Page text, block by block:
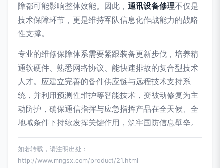
障都可能影响整体效能。因此， 通讯设备修理不仅是
技术保障环节，更是维持军队信息化作战能力的战略
性支撑。
专业的维修保障体系需要紧跟装备更新步伐，培养精
通软硬件、熟悉网络协议、能快速排故的复合型技术
人才。应建立完善的备件供应链与远程技术支持系
统，并利用预测性维护等智能技术，变被动修复为主
动防护，确保通信指挥与应急指挥产品在全天候、全
地域条件下持续发挥关键作用，筑牢国防信息壁垒。
如若转载，请注明出处：
http://www.mngsx.com/product/21.html